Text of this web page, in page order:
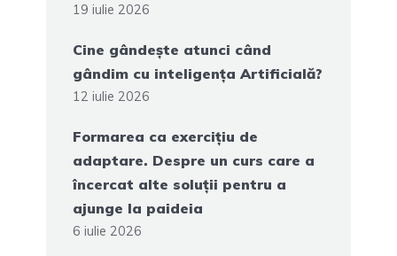
19 iulie 2026
Cine gândește atunci când
gândim cu inteligența Artificială?
12 iulie 2026
Formarea ca exercițiu de
adaptare. Despre un curs care a
încercat alte soluții pentru a
ajunge la paideia
6 iulie 2026